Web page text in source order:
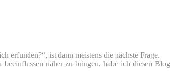
erfunden?“, ist dann meistens die nächste Frage.
näher zu bringen, habe ich diesen Blog